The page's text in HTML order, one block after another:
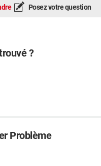
Posez votre question
?
Problème